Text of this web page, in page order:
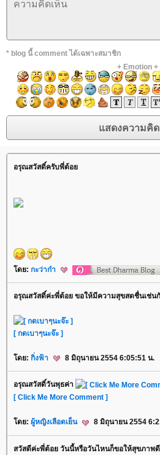
* blog นี้ comment ได้เฉพาะสมาชิก
+ Emotion+
อรุณสวัสดิ์ครับพี่ต้อ
ดย: กะว่าก๋า
อรุณสวัสดิ์ค่ะพี่ต้อย ขอให้มีความสุขสดชื่นเช่น
[ กดเบาๆนะจ๊ะ ]
ดย: กิ่งฟ้า 8 มิถุนายน 2554 6:05:51 น.
อรุณสวัสดิ์วันพุธค่า
[ Click Me More Comment ]
ดย: ผู้หญิงเลือดเย็น 8 มิถุนายน 2554
สวัสดีค่ะพี่ต้อย วันนี้หรือวันไหนก็ขอให้สุขภาพ